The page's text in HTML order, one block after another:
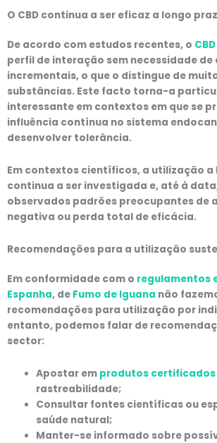
O CBD continua a ser eficaz a longo
De acordo com estudos recentes, o CBD
perfil de interação sem necessidade de
incrementais, o que o distingue de
substâncias. Este facto torna-a
interessante em contextos em que se
influência contínua no sistema
desenvolver tolerância.
Em contextos científicos, a utilização a
continua a ser investigada e, até à
observados padrões preocupantes de
negativa ou perda total de eficácia.
Recomendações para a utilização
Em conformidade com o regulamentos
Espanha, de Fumo de Iguana não
recomendações para utilização por
entanto, podemos falar de
sector:
Apostar em produtos certificados
rastreabilidade;
Consultar fontes científicas ou
saúde natural;
Manter-se informado sobre